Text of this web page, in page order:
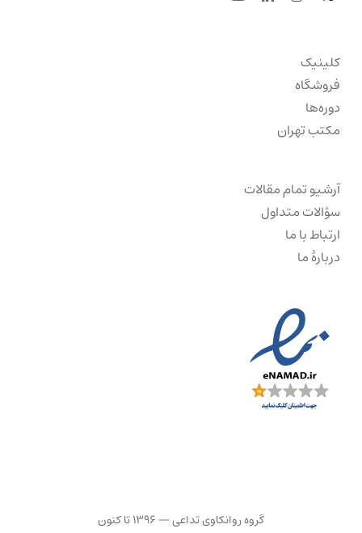
کلینیک
فروشگاه
دوره‌ها
مکتب تهران
آرشیو تمام مقالات
سؤالات متداول
ارتباط با ما
دربارهٔ ما
گروه روانکاوی تداعی — ۱۳۹۶ تا کنون